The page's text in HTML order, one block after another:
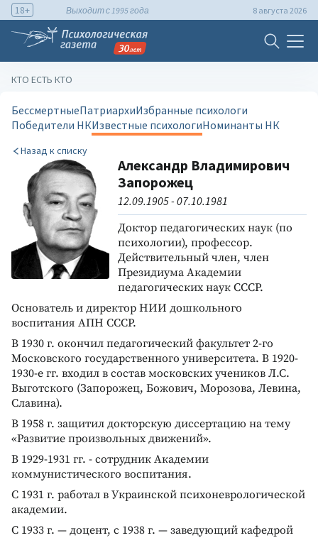
18+ Выходит с 1995 года 8 августа 2026
КТО ЕСТЬ КТО
БессмертныеПатриархиИзбранные психологи
Победители НКИзвестные психологиНоминанты НК
Назад к списку
Александр Владимирович
Запорожец
12.09.1905 - 07.10.1981
Доктор педагогических наук (по
психологии), профессор.
Действительный член, член
Президиума Академии
педагогических наук СССР.
Основатель и директор НИИ дошкольного
воспитания АПН СССР.
В 1930 г. окончил педагогический факультет 2-го
Московского государственного университета. В 1920-
1930-е гг. входил в состав московских учеников Л.С.
Выготского (Запорожец, Божович, Морозова, Левина,
Славина).
В 1958 г. защитил докторскую диссертацию на тему
«Развитие произвольных движений».
В 1929-1931 гг. - сотрудник Академии
коммунистического воспитания.
С 1931 г. работал в Украинской психоневрологической
академии.
С 1933 г. — доцент, с 1938 г. — заведующий кафедрой